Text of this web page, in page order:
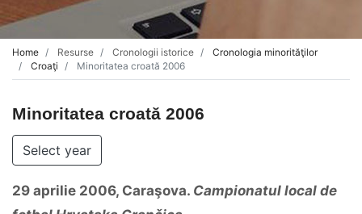
Home Resurse Cronologii istorice
Cronologia minorităţilor
Croaţi
Minoritatea croată 2006
Minoritatea croată 2006
Select year
29 aprilie 2006, Caraşova. Campionatul local de